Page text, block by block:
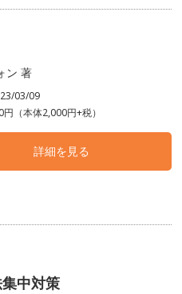
ン 著
03/09
円（本体2,000円+税）
詳細を見る
中対策